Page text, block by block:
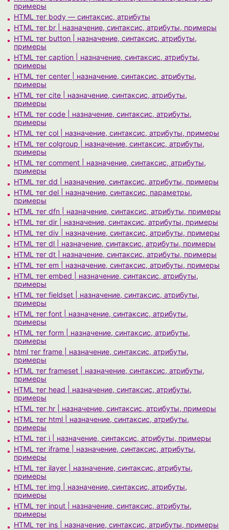
примеры
HTML тег body — синтаксис, атрибуты
HTML тег br | назначение, синтаксис, атрибуты, примеры
HTML тег button | назначение, синтаксис, атрибуты,
примеры
HTML тег caption | назначение, синтаксис, атрибуты,
примеры
HTML тег center | назначение, синтаксис, атрибуты,
примеры
HTML тег cite | назначение, синтаксис, атрибуты,
примеры
HTML тег code | назначение, синтаксис, атрибуты,
примеры
HTML тег col | назначение, синтаксис, атрибуты, примеры
HTML тег colgroup | назначение, синтаксис, атрибуты,
примеры
HTML тег comment | назначение, синтаксис, атрибуты,
примеры
HTML тег dd | назначение, синтаксис, атрибуты, примеры
HTML тег del | назначение, синтаксис, параметры,
примеры
HTML тег dfn | назначение, синтаксис, атрибуты, примеры
HTML тег dir | назначение, синтаксис, атрибуты, примеры
HTML тег div | назначение, синтаксис, атрибуты, примеры
HTML тег dl | назначение, синтаксис, атрибуты, примеры
HTML тег dt | назначение, синтаксис, атрибуты, примеры
HTML тег em | назначение, синтаксис, атрибуты, примеры
HTML тег embed | назначение, синтаксис, атрибуты,
примеры
HTML тег fieldset | назначение, синтаксис, атрибуты,
примеры
HTML тег font | назначение, синтаксис, атрибуты,
примеры
HTML тег form | назначение, синтаксис, атрибуты,
примеры
html тег frame | назначение, синтаксис, атрибуты,
примеры
HTML тег frameset | назначение, синтаксис, атрибуты,
примеры
HTML тег head | назначение, синтаксис, атрибуты,
примеры
HTML тег hr | назначение, синтаксис, атрибуты, примеры
HTML тег html | назначение, синтаксис, атрибуты,
примеры
HTML тег i | назначение, синтаксис, атрибуты, примеры
HTML тег iframe | назначение, синтаксис, атрибуты,
примеры
HTML тег ilayer | назначение, синтаксис, атрибуты,
примеры
HTML тег img | назначение, синтаксис, атрибуты,
примеры
HTML тег input | назначение, синтаксис, атрибуты,
примеры
HTML тег ins | назначение, синтаксис, атрибуты, примеры